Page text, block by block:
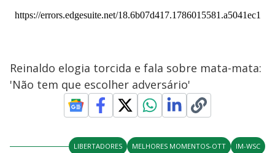
Reinaldo elogia torcida e fala sobre mata-mata:
'Não tem que escolher adversário'
LIBERTADORES MELHORES MOMENTOS-OTT
IM-WSC